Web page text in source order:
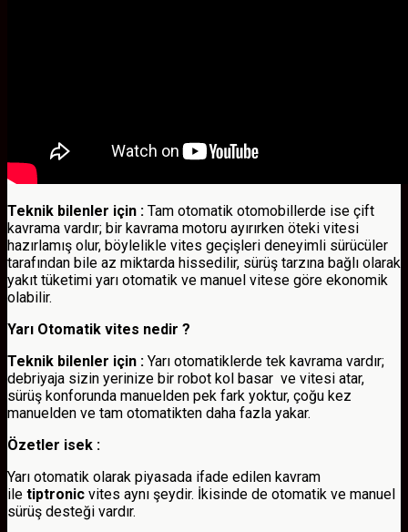
Teknik bilenler için : Tam otomatik otomobillerde ise çift
kavrama vardır; bir kavrama motoru ayırırken öteki vitesi
hazırlamış olur, böylelikle vites geçişleri deneyimli sürücüler
tarafından bile az miktarda hissedilir, sürüş tarzına bağlı olarak
yakıt tüketimi yarı otomatik ve manuel vitese göre ekonomik
olabilir.
Yarı Otomatik vites nedir ?
Teknik bilenler için : Yarı otomatiklerde tek kavrama vardır;
debriyaja sizin yerinize bir robot kol basar ve vitesi atar,
sürüş konforunda manuelden pek fark yoktur, çoğu kez
manuelden ve tam otomatikten daha fazla yakar.
Özetler isek :
Yarı otomatik olarak piyasada ifade edilen kavram
ile tiptronic vites aynı şeydir. İkisinde de otomatik ve manuel
sürüş desteği vardır.